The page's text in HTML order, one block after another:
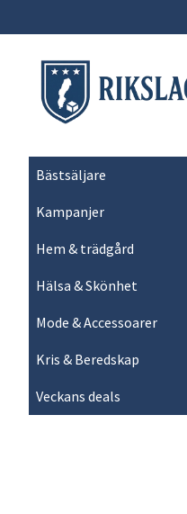
Bästsäljare
Kampanjer
Hem & trädgård
Hälsa & Skönhet
Mode & Accessoarer
Kris & Beredskap
Veckans deals